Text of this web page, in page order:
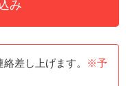
み
差し上げます。
※予